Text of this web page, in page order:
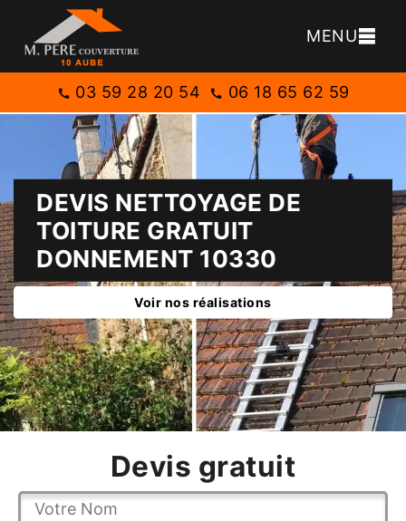
MENU
03 59 28 20 54 06 18 65 62 59
DEVIS NETTOYAGE DE
TOITURE GRATUIT
DONNEMENT 10330
Voir nos réalisations
Devis gratuit